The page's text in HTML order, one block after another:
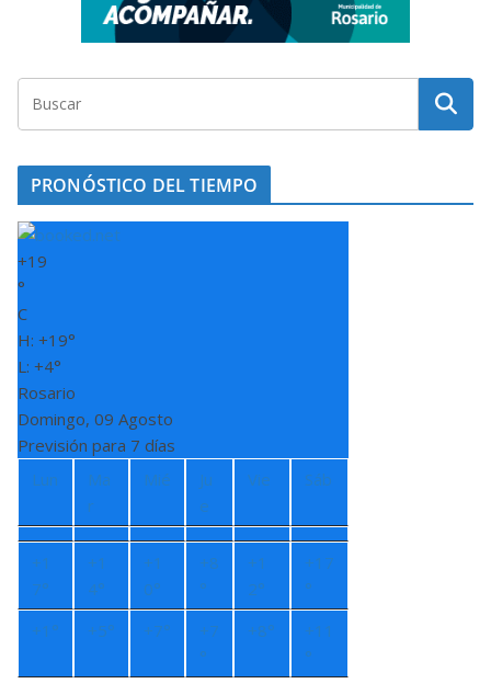
PRONÓSTICO DEL TIEMPO
+19
°
C
H: +19°
L: +4°
Rosario
Domingo, 09 Agosto
Previsión para 7 días
Lun
Ma
r
Mié
Ju
e
Vie Sáb
+1
7°
+1
4°
+1
0°
+8
°
+1
2°
+17
°
+1° +5° +7° +7
°
+8° +11
°